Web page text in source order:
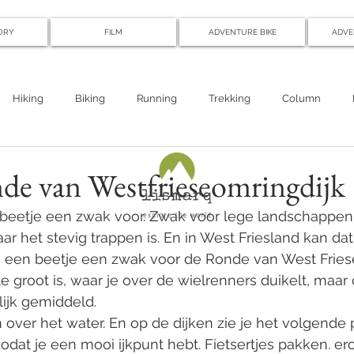
FILM ADVENTURE BIKE
Hiking Biking Running Trekking Column
van Westfrieseomringdijk
een zwak voor. Zwak voor lege
het stevig trappen is. En in West Friesland kan
beetje een zwak voor de Ronde van West
groot is, waar je over de wielrenners duikelt, maar
gemiddeld.
het water. En op de dijken zie je het volgende
je een mooi ijkpunt hebt. Fietsertjes pakken.